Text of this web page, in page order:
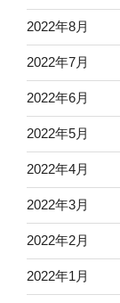
2022年8月
2022年7月
2022年6月
2022年5月
2022年4月
2022年3月
2022年2月
2022年1月